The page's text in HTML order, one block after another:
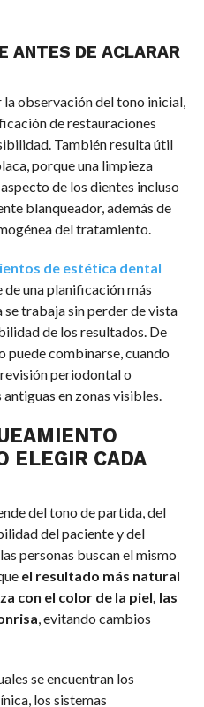
ANTES DE ACLARAR
observación del tono inicial,
de restauraciones
También resulta útil
porque una limpieza
de los dientes incluso
blanqueador, además de
del tratamiento.
de estética dental
una planificación más
se trabaja sin perder de vista
de los resultados. De
puede combinarse, cuando
periodontal o
en zonas visibles.
ELEGIR CADA
del tono de partida, del
del paciente y del
personas buscan el mismo
el resultado más natural
con el color de la piel, las
, evitando cambios
se encuentran los
los sistemas